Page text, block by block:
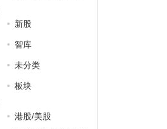
新股
智库
未分类
板块
港股/美股